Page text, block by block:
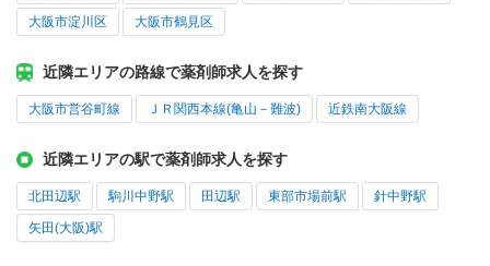
大阪市淀川区 大阪市鶴見区
近隣エリアの路線で薬剤師求人を探す
大阪市営谷町線 ＪＲ関西本線(亀山－難波) 近鉄南大阪線
近隣エリアの駅で薬剤師求人を探す
北田辺駅 駒川中野駅 田辺駅 東部市場前駅 針中野駅
矢田(大阪)駅